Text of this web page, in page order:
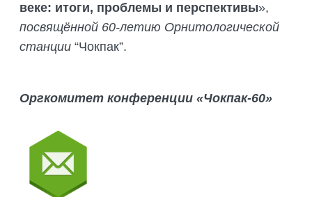
веке: итоги, проблемы и перспективы»,
посвящённой 60-летию Орнитологической
станции “Чокпак”.
Оргкомитет конференции «Чокпак-60»